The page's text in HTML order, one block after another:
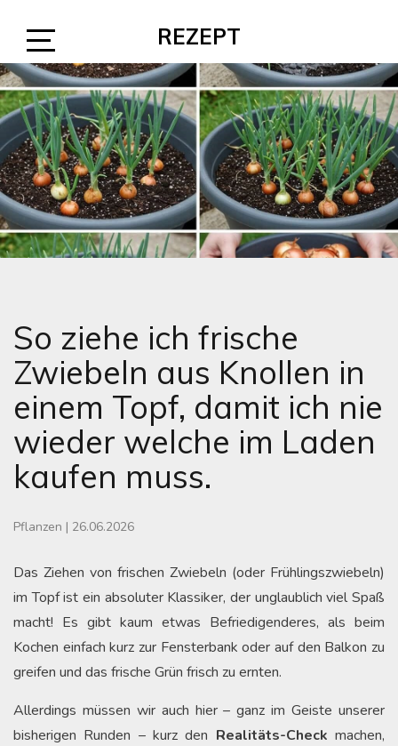
content
Open
Sidebar
REZEPT
So ziehe ich frische
Zwiebeln aus Knollen in
einem Topf, damit ich nie
wieder welche im Laden
kaufen muss.
Pflanzen | 26.06.2026
Das Ziehen von frischen Zwiebeln (oder Frühlingszwiebeln)
im Topf ist ein absoluter Klassiker, der unglaublich viel Spaß
macht! Es gibt kaum etwas Befriedigenderes, als beim
Kochen einfach kurz zur Fensterbank oder auf den Balkon zu
greifen und das frische Grün frisch zu ernten.
Allerdings müssen wir auch hier – ganz im Geiste unserer
bisherigen Runden – kurz den Realitäts-Check machen,